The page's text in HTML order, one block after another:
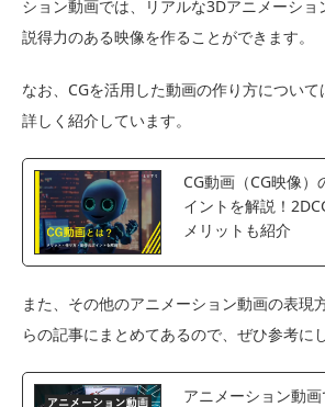
ション動画では、リアルな3Dアニメーショ
説得力のある映像を作ることができます。
なお、CGを活用した動画の作り方につい
詳しく紹介しています。
CG動画（CG映像
イントを解説！
メリットも紹介
また、その他のアニメーション動画の表現
らの記事にまとめてあるので、ぜひ参考に
アニメーション動